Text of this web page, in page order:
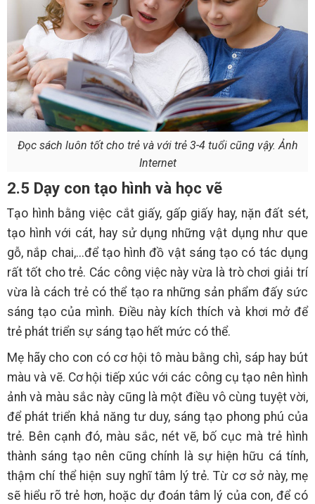
Đọc sách luôn tốt cho trẻ và với trẻ 3-4 tuổi cũng vậy. Ảnh
Internet
2.5 Dạy con tạo hình và học vẽ
Tạo hình bằng việc cắt giấy, gấp giấy hay, nặn đất sét,
tạo hình với cát, hay sử dụng những vật dụng như que
gỗ, nắp chai,...để tạo hình đồ vật sáng tạo có tác dụng
rất tốt cho trẻ. Các công việc này vừa là trò chơi giải trí
vừa là cách trẻ có thể tạo ra những sản phẩm đấy sức
sáng tạo của mình. Điều này kích thích và khơi mở để
trẻ phát triển sự sáng tạo hết mức có thể.
Mẹ hãy cho con có cơ hội tô màu bằng chì, sáp hay bút
màu và vẽ. Cơ hội tiếp xúc với các công cụ tạo nên hình
ảnh và màu sắc này cũng là một điều vô cùng tuyệt vời,
để phát triển khả năng tư duy, sáng tạo phong phú của
trẻ. Bên cạnh đó, màu sắc, nét vẽ, bố cục mà trẻ hình
thành sáng tạo nên cũng chính là sự hiện hữu cá tính,
thậm chí thể hiện suy nghĩ tâm lý trẻ. Từ cơ sở này, mẹ
sẽ hiểu rõ trẻ hơn, hoặc dự đoán tâm lý của con, để có